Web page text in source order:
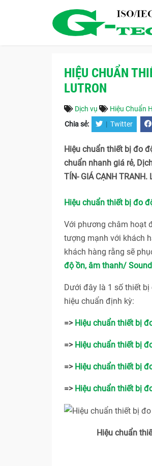
HIỆU CHUẨN
LUTRON
Dịch vụ Hiệu Chuẩn
Chia sẻ: | Twitter
Hiệu chuẩn thiết bị đo
chuẩn nhanh giá rẻ, Dịch
TÍN- GIÁ CẠNH
Hiệu chuẩn thiết bị đo
Với phương châm hoạt
tượng mạnh với khách
khách hàng rằng sẽ
độ ồn, âm thanh/
Dưới đây là 1 số thiết bị
hiệu chuẩn định kỳ:
=> Hiệu chuẩn thiết bị
=> Hiệu chuẩn thiết bị
=> Hiệu chuẩn thiết bị
=> Hiệu chuẩn thiết bị
Hiệu chuẩn thiết bị